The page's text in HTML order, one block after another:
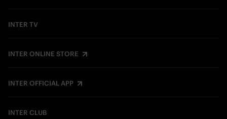
INTER TV
INTER ONLINE STORE
INTER OFFICIAL APP
INTER CLUB